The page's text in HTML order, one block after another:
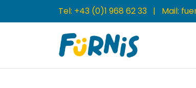
Tel: +43 (0)1 968 62 33 | Mail: